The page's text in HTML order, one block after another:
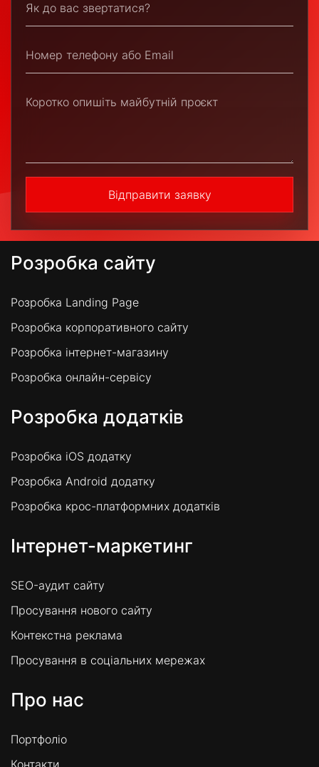
Відправити заявку
Розробка сайту
Розробка Landing Page
Розробка корпоративного сайту
Розробка інтернет-магазину
Розробка онлайн-сервісу
Розробка додатків
Розробка iOS додатку
Розробка Android додатку
Розробка крос-платформних додатків
Інтернет-маркетинг
SEO-аудит сайту
Просування нового сайту
Контекстна реклама
Просування в соціальних мережах
Про нас
Портфоліо